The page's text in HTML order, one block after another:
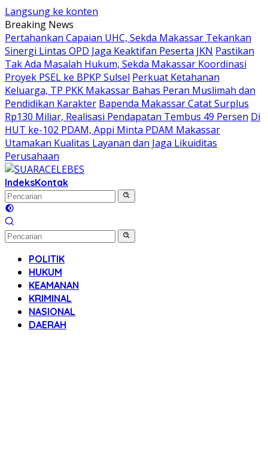
Langsung ke konten
Breaking News
Pertahankan Capaian UHC, Sekda Makassar Tekankan
Sinergi Lintas OPD Jaga Keaktifan Peserta JKN Pastikan
Tak Ada Masalah Hukum, Sekda Makassar Koordinasi
Proyek PSEL ke BPKP Sulsel Perkuat Ketahanan
Keluarga, TP PKK Makassar Bahas Peran Muslimah dan
Pendidikan Karakter Bapenda Makassar Catat Surplus
Rp130 Miliar, Realisasi Pendapatan Tembus 49 Persen Di
HUT ke-102 PDAM, Appi Minta PDAM Makassar
Utamakan Kualitas Layanan dan Jaga Likuiditas
Perusahaan
IndeksKontak
POLITIK
HUKUM
KEAMANAN
KRIMINAL
NASIONAL
DAERAH